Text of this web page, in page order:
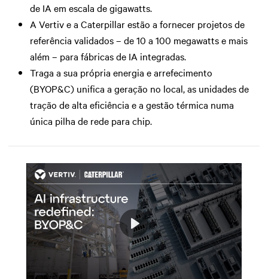
de IA em escala de gigawatts.
A Vertiv e a Caterpillar estão a fornecer projetos de
referência validados – de 10 a 100 megawatts e mais
além – para fábricas de IA integradas.
Traga a sua própria energia e arrefecimento
(BYOP&C) unifica a geração no local, as unidades de
tração de alta eficiência e a gestão térmica numa
única pilha de rede para chip.
Play